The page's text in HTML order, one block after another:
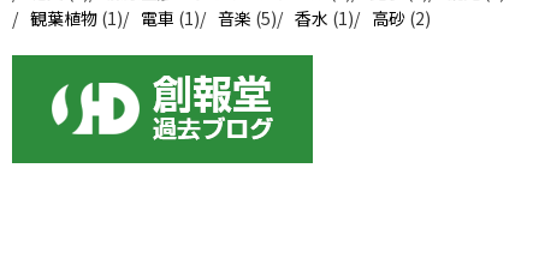
観葉植物 (1) 電車 (1) 音楽 (5) 香水 (1) 高砂 (2)